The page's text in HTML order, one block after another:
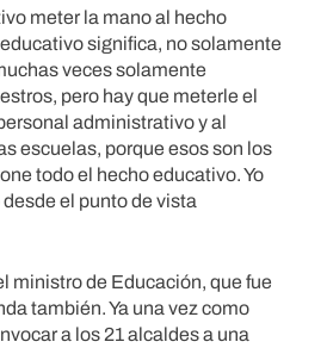
meter la mano al hecho
significa, no solamente
veces solamente
pero hay que meterle el
administrativo y al
escuelas, porque esos son los
todo el hecho educativo. Yo
el punto de vista
ministro de Educación, que fue
también. Ya una vez como
a los 21 alcaldes a una